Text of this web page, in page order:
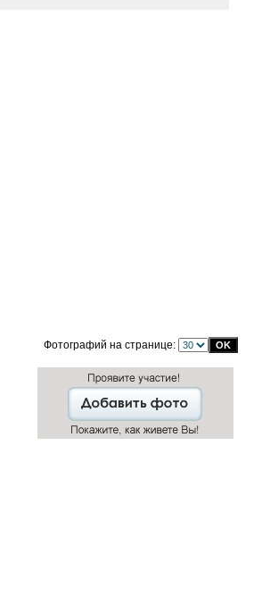
Фотографий на странице: